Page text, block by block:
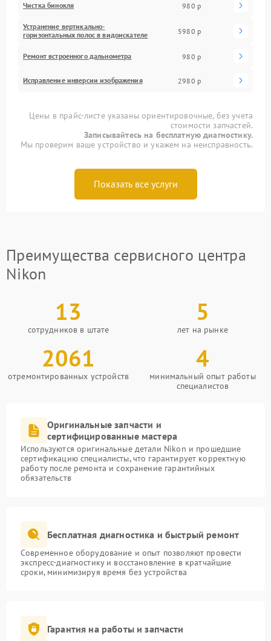
Чистка бинокля 980 р
Устранение вертикально-
горизонтальных полос в видоискателе
5980 р
Ремонт встроенного дальнометра 980 р
Исправление инверсии изображения 2980 р
Цены в прайс-листе указаны ориентировочные, без учета
стоимости запчастей.
Записывайтесь на бесплатную диагностику.
Мы проверим ваше устройство и укажем на неисправность.
Показать все услуги
Преимущества сервисного центра
Nikon
13
сотрудников в штате
5
лет на рынке
2061
отремонтированных устройств
4
минимальный опыт работы
специалистов
Оригинальные запчасти и
сертифицированные мастера
Используются оригинальные детали Nikon и прошедшие
сертификацию специалисты, что гарантирует корректную
работу после ремонта и сохранение гарантийных
обязательств
Бесплатная диагностика и быстрый ремонт
Современное оборудование и опыт позволяют провести
экспресс-диагностику и восстановление в кратчайшие
сроки, минимизируя время без устройства
Гарантия на работы и запчасти